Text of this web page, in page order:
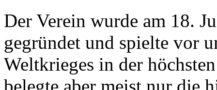
Der Verein wurde am 18.
gegründet und spielte vor
Weltkrieges in der
belegte aber meist nur die